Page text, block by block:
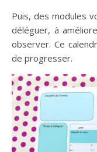
Puis, des modules
déléguer, à
observer. Ce
de progresser.